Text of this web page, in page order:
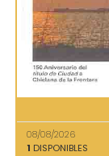
08/08/2026
1 DISPONIBLES